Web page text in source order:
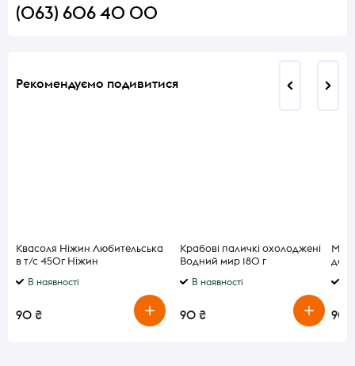
(063) 606 40 00
Рекомендуємо подивитися
Квасоля Ніжин Любительська
в т/с 450г Ніжин
В наявності
90 ₴
Крабові паличкі охолоджені
Водний мир 180 г
В наявності
90 ₴ 90